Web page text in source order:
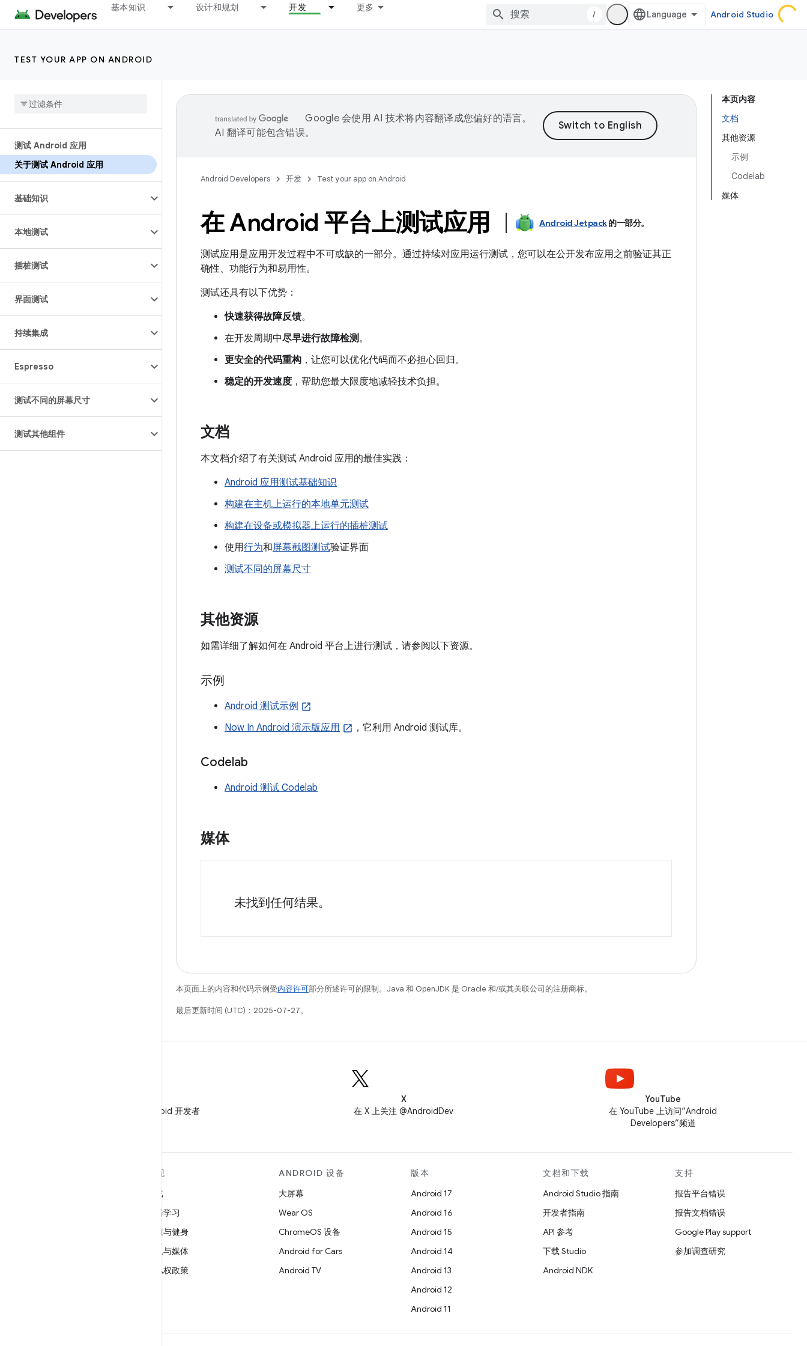
基本知识 设计和规划 开发 更多
/ Android Studio
TEST YOUR APP ON ANDROID
测试 Android 应用
关于测试 Android 应用
基础知识
本地测试
插桩测试
界面测试
持续集成
Espresso
测试不同的屏幕尺寸
测试其他组件
本页内容
文档
其他资源
示例
Codelab
媒体
Google 会使用 AI 技术将内容翻译成您偏好的语言。
AI 翻译可能包含错误。
Android Developers 开发 Test your app on Android
在 Android 平台上测试应用 Android Jetpack的一部分。
测试应用是应用开发过程中不可或缺的一部分。通过持续对应用运行测试，您可以在公开发布应用之前验证其正
确性、功能行为和易用性。
测试还具有以下优势：
快速获得故障反馈。
在开发周期中尽早进行故障检测。
更安全的代码重构 ，让您可以优化代码而不必担心回归。
稳定的开发速度 ，帮助您最大限度地减轻技术负担。
文档
本文档介绍了有关测试 Android 应用的最佳实践：
Android 应用测试基础知识
构建在主机上运行的本地单元测试
构建在设备或模拟器上运行的插桩测试
使用行为和屏幕截图测试验证界面
测试不同的屏幕尺寸
其他资源
如需详细了解如何在 Android 平台上进行测试，请参阅以下资源。
示例
Android 测试示例
Now In Android 演示版应用
，它利用 Android 测试库。
Codelab
Android 测试 Codelab
媒体
未找到任何结果。
本页面上的内容和代码示例受内容许可部分所述许可的限制。Java 和 OpenJDK 是 Oracle 和/或其关联公司的注册商标。
最后更新时间 (UTC)：2025-07-27。
在微信中关注 Android 开发者
X
在 X 上关注 @AndroidDev
YouTube
在 YouTube 上访问“Android
Developers”频道
发现
游戏
机器学习
健康与健身
相机与媒体
隐私权政策
ANDROID 设备
大屏幕
Wear OS
ChromeOS 设备
Android for Cars
Android TV
版本
Android 17
Android 16
Android 15
Android 14
Android 13
Android 12
Android 11
文档和下载
Android Studio 指南
开发者指南
API 参考
下载 Studio
Android NDK
支持
报告平台错误
报告文档错误
Google Play support
参加调查研究